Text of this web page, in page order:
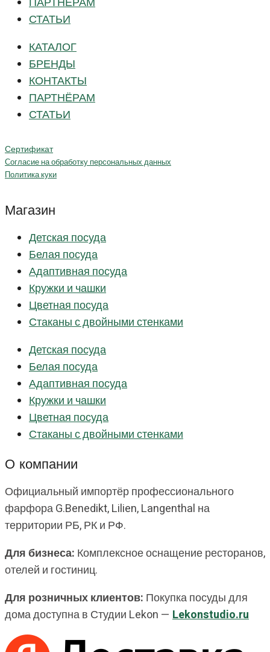
СТАТЬИ
КАТАЛОГ
БРЕНДЫ
КОНТАКТЫ
ПАРТНЁРАМ
СТАТЬИ
Сертификат
Согласие на обработку персональных данных
Политика куки
Магазин
Детская посуда
Белая посуда
Адаптивная посуда
Кружки и чашки
Цветная посуда
Стаканы с двойными стенками
Детская посуда
Белая посуда
Адаптивная посуда
Кружки и чашки
Цветная посуда
Стаканы с двойными стенками
О компании
Официальный импортёр профессионального
фарфора G.Benedikt, Lilien, Langenthal на
территории РБ, РК и РФ.
Для бизнеса: Комплексное оснащение ресторанов,
отелей и гостиниц.
Для розничных клиентов: Покупка посуды для
дома доступна в Студии Lekon — Lekonstudio.ru